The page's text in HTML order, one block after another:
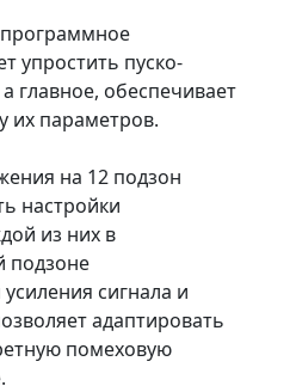
упростить пуско-
главное, обеспечивает
их параметров.
на 12 подзон
настройки
из них в
подзоне
сигнала и
адаптировать
помеховую